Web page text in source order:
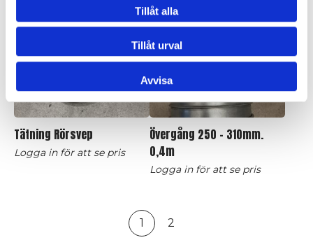
Tillåt alla
Tillåt urval
Avvisa
Logga in för att se pris
Tätning Rörsvep
Logga in för att se pris
Övergång 250 – 310mm.
0,4m
Logga in för att se pris
1 2